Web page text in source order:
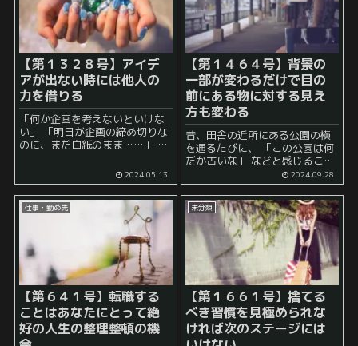
【第１３２８号】アイデ
アが出ない時には他人の
力を借りる
「何か企画を考えないといけな
い」 「明日が企画の締め切りな
のに、まだ白紙のまま……」 と
てきて欲しいのに何も出て来な
い苦しみ」 を感じたことはあり
ませんか？ 例えば、 「仕...
2024.05.13
【第１４６４号】背景の
一部が変わるだけで目の
前にある物に対する見え
方も変わる
昔、田舎の近所にある公園の横
を通るたびに、 「この公園は何
だか古いな」 などと感じること
が多かった時期がありました。
しかし、ある時、その公園の横
を通り過ぎることのない時期が
あり、 その後、 久々に、その公
園...
2024.09.28
仕事・勤め先
【第６４１号】転職する
ことはあなたにとって絶
好の人生の整理整頓の機
未分類
【第１６６１号】捨てる
べき習慣を見極められな
ければ次のステージには